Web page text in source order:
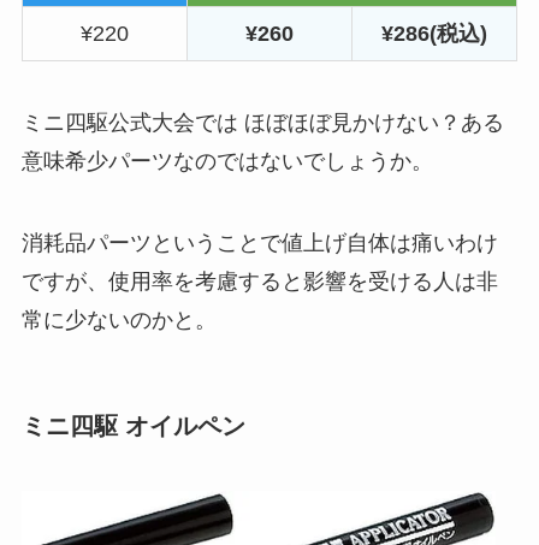
¥220 ¥260 ¥286(税込)
ミニ四駆公式大会では ほぼほぼ見かけない？ある
意味希少パーツなのではないでしょうか。
消耗品パーツということで値上げ自体は痛いわけ
ですが、使用率を考慮すると影響を受ける人は非
常に少ないのかと。
ミニ四駆 オイルペン